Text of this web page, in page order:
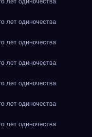
лет одиночества
лет одиночества
лет одиночества
лет одиночества
лет одиночества
лет одиночества